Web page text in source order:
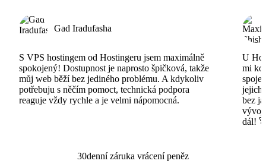
Gad Iradufasha
S VPS hostingem od Hostingeru jsem maximálně
spokojený! Dostupnost je naprosto špičková, takže
můj web běží bez jediného problému. A kdykoliv
potřebuju s něčím pomoct, technická podpora
reaguje vždy rychle a je velmi nápomocná.
U
mi
jejich
bez
dál!
30denní záruka vrácení peněz